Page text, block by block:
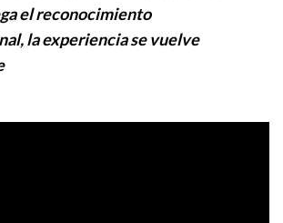
el reconocimiento
la experiencia se vuelve